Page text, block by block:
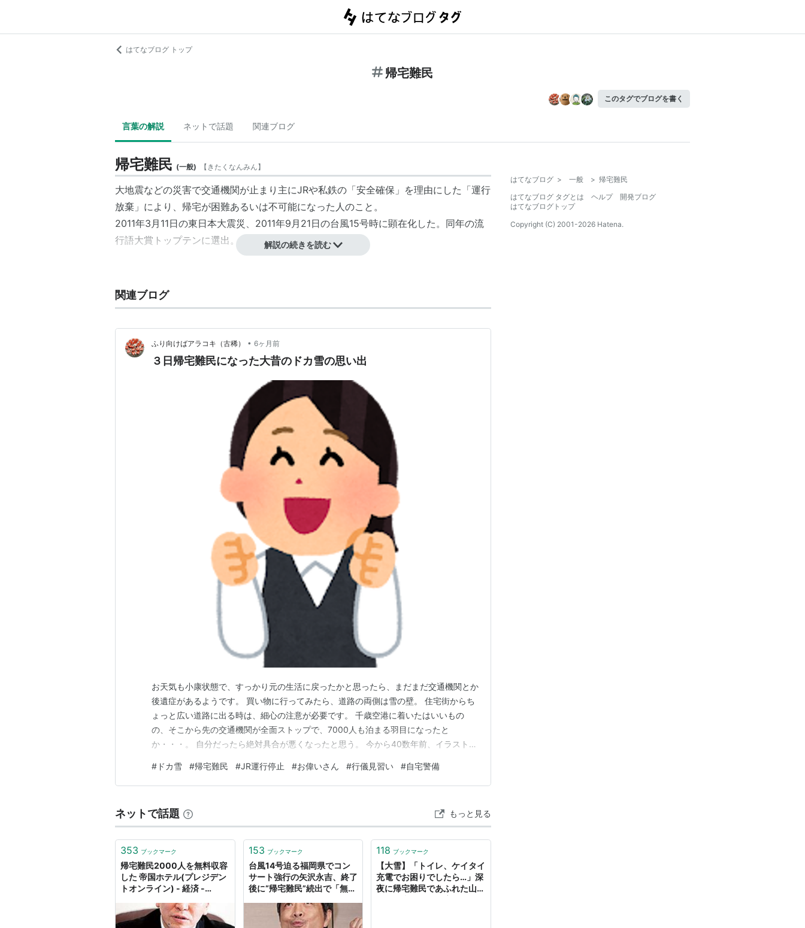
はてなブログ トップ
帰宅難民
このタグでブログを書く
言葉の解説 ネットで話題 関連ブログ
帰宅難民 (一般) 【 きたくなんみん】
大地震などの災害で交通機関が止まり主にJRや私鉄の「安全確保」を理由にした「運行
放棄」により、帰宅が困難あるいは不可能になった人のこと。
2011年3月11日の東日本大震災、2011年9月21日の台風15号時に顕在化した。同年の流
行語大賞トップテンに選出。
解説の続きを読む
関連ブログ
ふり向けばアラコキ（古稀） • 6ヶ月前
３日帰宅難民になった大昔のドカ雪の思い出
お天気も小康状態で、すっかり元の生活に戻ったかと思ったら、まだまだ交通機関とか
後遺症があるようです。 買い物に行ってみたら、道路の両側は雪の壁。 住宅街からち
ょっと広い道路に出る時は、細心の注意が必要です。 千歳空港に着いたはいいもの
の、そこから先の交通機関が全面ストップで、7000人も泊まる羽目になったと
か・・・。 自分だったら絶対具合が悪くなったと思う。 今から40数年前、イラストみ
JR（国鉄）で通っていて、本数も一時間に1本とか2時間に1本しか列車がありませんで
した。 ある日大雪になり、列車は遅れに遅れ、一番電車が…
# ドカ雪 #帰宅難民 #JR運行停止 #お偉いさん #行儀見習い #自宅警備
ネットで話題 もっと見る
353 ブックマーク
帰宅難民2000人を無料収容
した 帝国ホテル(プレジデン
トオンライン) - 経済 -
153 ブックマーク
台風14号迫る福岡県でコン
サート強行の矢沢永吉、終了
後に“帰宅難民”続出で「無責
YAZAWAに批判向く | 週刊
女性PRIME
118 ブックマーク
【大雪】「トイレ、ケイタイ
充電でお困りでしたら…」深
夜に帰宅難民であふれた山科
はてなブログ > 一般 > 帰宅難民
はてなブログ タグとは
ヘルプ
開発ブログ
はてなブログトップ
Copyright (C) 2001-2026 Hatena.